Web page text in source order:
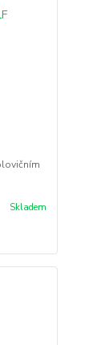
Skladem